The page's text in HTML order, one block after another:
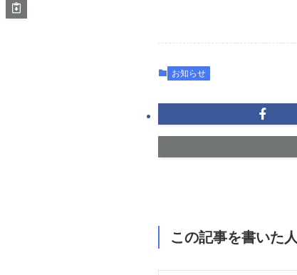
お知らせ
この記事を書いた人